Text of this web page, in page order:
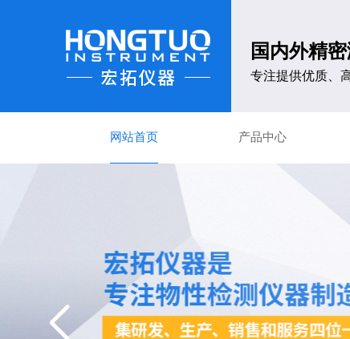
国内外精
专注提供优质、
网站首页 产品中心